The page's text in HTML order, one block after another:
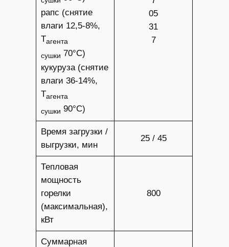
рапс (снятие
влаги 12,5-8%,
Тагента
сушки 70°С)
кукуруза (снятие
влаги 36-14%,
Тагента
сушки 90°С)
05
31
7
Время загрузки /
выгрузки, мин
25 / 45
Тепловая
мощность
горелки
(максимальная),
кВт
800
Суммарная